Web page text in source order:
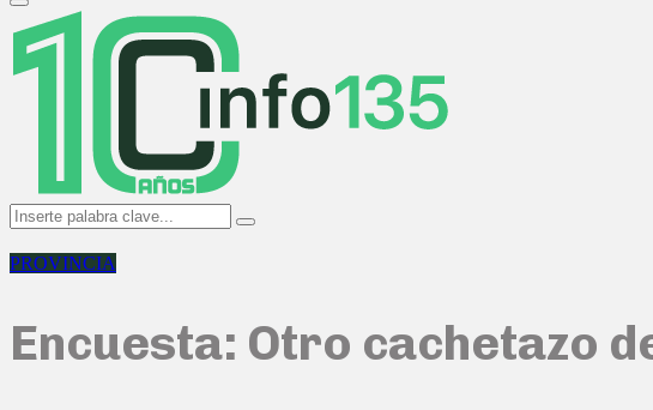
Primary
Menu
Search
for:
Search
PROVINCIA
Encuesta: Otro cachetazo